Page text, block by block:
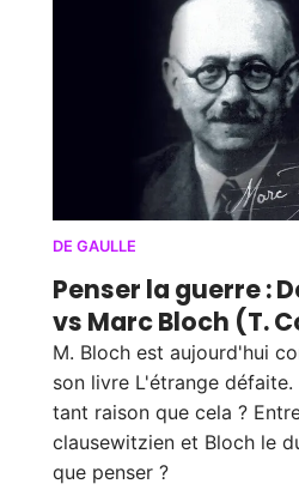
DE GAULLE
Penser la guerre :
vs Marc Bloch (T.
M. Bloch est aujourd'hui
son livre L'étrange
tant raison que cela ?
clausewitzien et Bloch le
que penser ?